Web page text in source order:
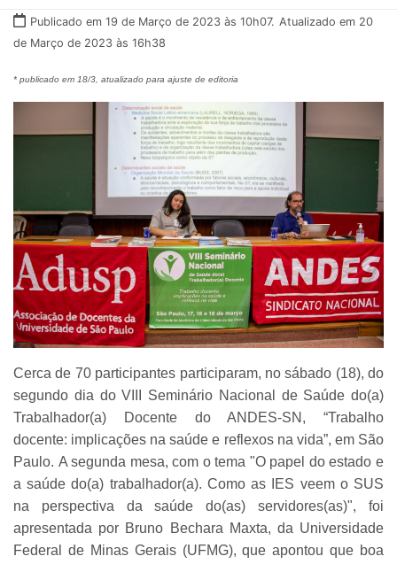
Publicado em 19 de Março de 2023 às 10h07. Atualizado em 20
de Março de 2023 às 16h38
* publicado em 18/3, atualizado para ajuste de editoria
Cerca de 70 participantes participaram, no sábado (18), do
segundo dia do VIII Seminário Nacional de Saúde do(a)
Trabalhador(a) Docente do ANDES-SN, “Trabalho
docente: implicações na saúde e reflexos na vida”, em São
Paulo. A segunda mesa, com o tema "O papel do estado e
a saúde do(a) trabalhador(a). Como as IES veem o SUS
na perspectiva da saúde do(as) servidores(as)", foi
apresentada por Bruno Bechara Maxta, da Universidade
Federal de Minas Gerais (UFMG), que apontou que boa